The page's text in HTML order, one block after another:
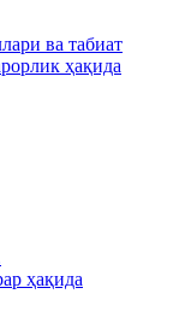
ва табиат
ҳақида
ҳақида